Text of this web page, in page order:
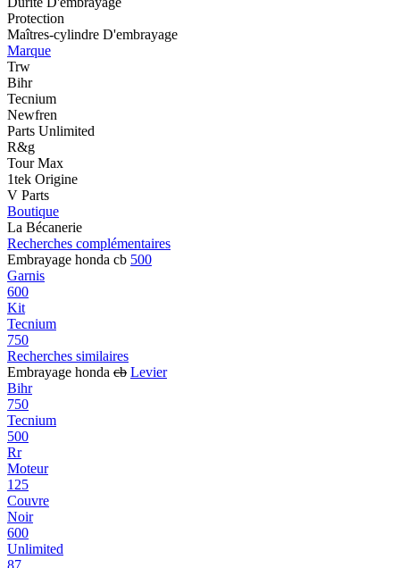
Protection
Maîtres-cylindre D'embrayage
Marque
Trw
Bihr
Tecnium
Newfren
Parts Unlimited
R&g
Tour Max
1tek Origine
V Parts
Boutique
La Bécanerie
Recherches complémentaires
Embrayage honda cb 500
Garnis
600
Kit
Tecnium
750
Recherches similaires
Embrayage honda cb Levier
Bihr
750
Tecnium
500
Rr
Moteur
125
Couvre
Noir
600
Unlimited
87